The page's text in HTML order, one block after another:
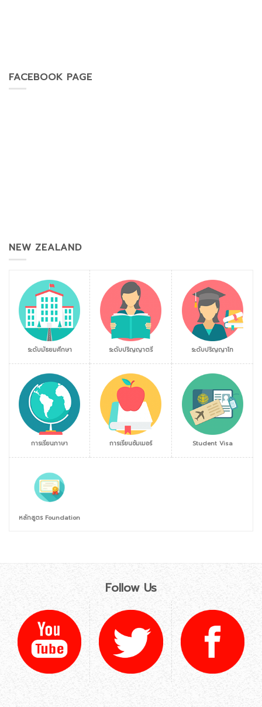
FACEBOOK PAGE
NEW ZEALAND
ระดับมัธยมศึกษา ระดับปริญญาตรี ระดับปริญญาโท
การเรียนภาษา การเรียนซัมเมอร์ Student Visa
หลักสูตร Foundation
Follow Us